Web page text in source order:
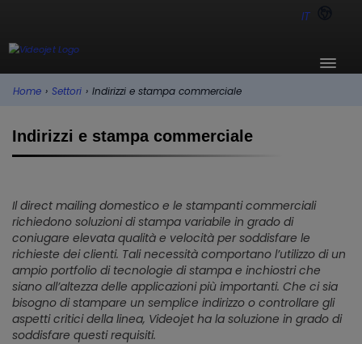
IT
Home › Settori › Indirizzi e stampa commerciale
Indirizzi e stampa commerciale
Il direct mailing domestico e le stampanti commerciali
richiedono soluzioni di stampa variabile in grado di
coniugare elevata qualità e velocità per soddisfare le
richieste dei clienti. Tali necessità comportano l’utilizzo di un
ampio portfolio di tecnologie di stampa e inchiostri che
siano all’altezza delle applicazioni più importanti. Che ci sia
bisogno di stampare un semplice indirizzo o controllare gli
aspetti critici della linea, Videojet ha la soluzione in grado di
soddisfare questi requisiti.